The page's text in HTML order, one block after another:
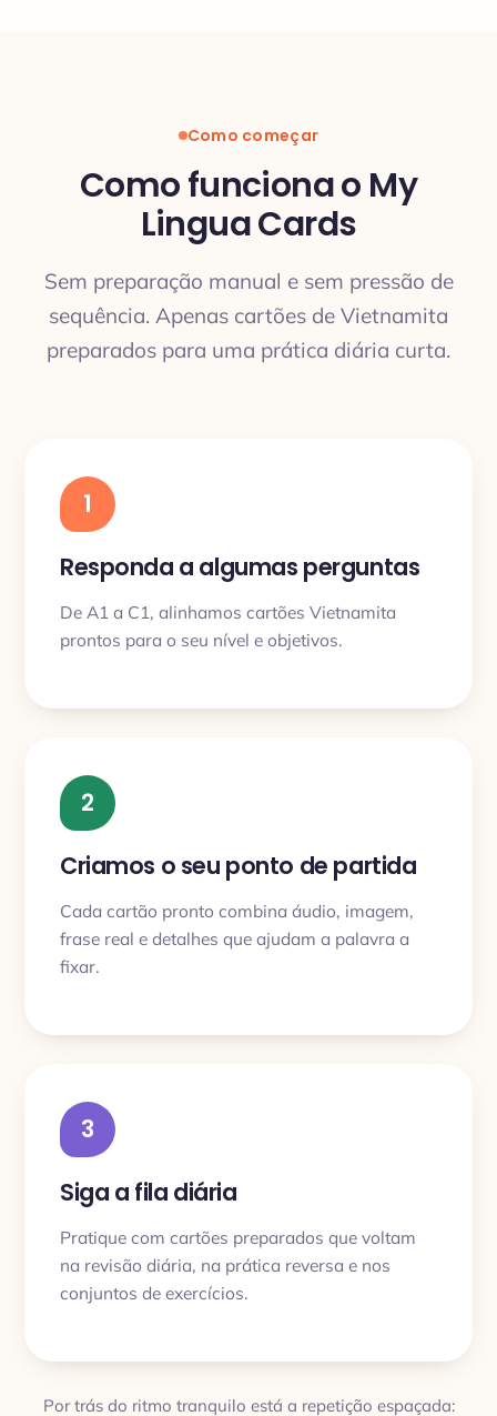
Como começar
Como funciona o My
Lingua Cards
Sem preparação manual e sem pressão de
sequência. Apenas cartões de Vietnamita
preparados para uma prática diária curta.
1
Responda a algumas perguntas
De A1 a C1, alinhamos cartões Vietnamita
prontos para o seu nível e objetivos.
2
Criamos o seu ponto de partida
Cada cartão pronto combina áudio, imagem,
frase real e detalhes que ajudam a palavra a
fixar.
3
Siga a fila diária
Pratique com cartões preparados que voltam
na revisão diária, na prática reversa e nos
conjuntos de exercícios.
Por trás do ritmo tranquilo está a repetição espaçada: